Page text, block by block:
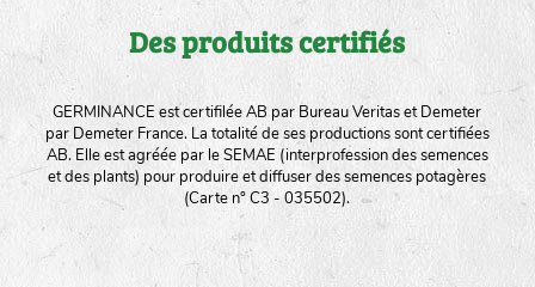
Des produits certifiés
GERMINANCE est certifilée AB par Bureau Veritas et Demeter
par Demeter France. La totalité de ses productions sont certifiées
AB. Elle est agréée par le SEMAE (interprofession des semences
et des plants) pour produire et diffuser des semences potagères
(Carte n° C3 - 035502).